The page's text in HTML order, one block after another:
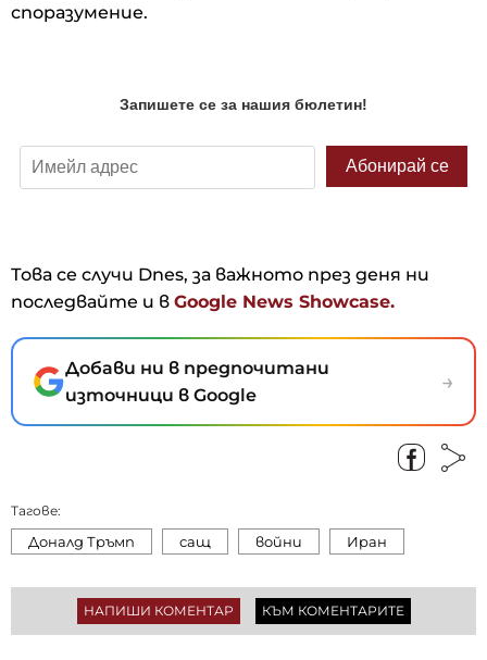
споразумение.
Това се случи Dnes, за важното през деня ни
последвайте и в Google News Showcase.
Добави ни в предпочитани
източници в Google
→
Тагове:
Доналд Тръмп сащ войни Иран
НАПИШИ КОМЕНТАР КЪМ КОМЕНТАРИТЕ